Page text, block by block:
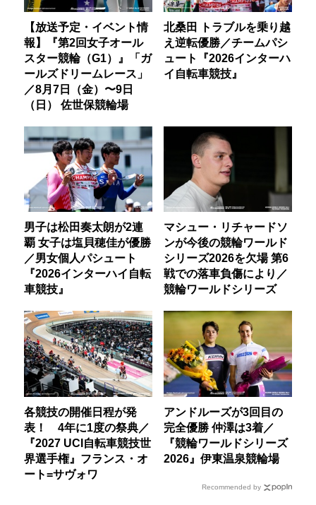
【放送予定・イベント情
報】『第2回女子オール
スター競輪（G1）』「ガ
ールズドリームレース」
／8月7日（金）〜9日
（日） 佐世保競輪場
北桑田 トラブルを乗り越
え逆転優勝／チームパシ
ュート『2026インターハ
イ自転車競技』
男子は松田奏太朗が2連
覇 女子は塩貝穂佳が優勝
／男女個人パシュート
『2026インターハイ自転
車競技』
マシュー・リチャードソ
ンが今後の競輪ワールド
シリーズ2026を欠場 第6
戦での落車負傷により／
競輪ワールドシリーズ
各競技の開催日程が発
表！ 4年に1度の祭典／
『2027 UCI自転車競技世
界選手権』フランス・オ
ート=サヴォワ
アンドルーズが3回目の
完全優勝 仲澤は3着／
『競輪ワールドシリーズ
2026』伊東温泉競輪場
Recommended by